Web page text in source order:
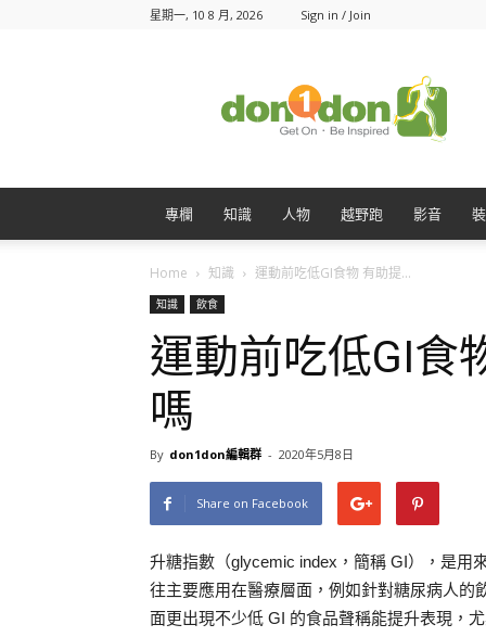
星期一, 10 8 月, 2026 Sign in / Join
專欄 知識 人物 越野跑 影音
Home 知識 運動前吃低GI食物 有助提...
知識 飲食
運動前吃低GI食
嗎
By don1don編輯群 - 2020年5月8日
Share on Facebook
升糖指數（glycemic index，簡稱 GI），是用
往主要應用在醫療層面，例如針對糖尿病人的
面更出現不少低 GI 的食品聲稱能提升表現，